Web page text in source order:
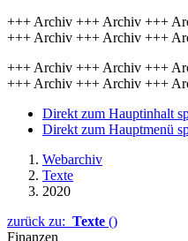
+++ Archiv +++ Archiv +++
+++ Archiv +++ Archiv +++
+++ Archiv +++ Archiv +++
+++ Archiv +++ Archiv +++
Direkt zum Hauptinhalt
Direkt zum Hauptmenü
Webarchiv
Texte
2020
zurück zu: Texte ()
Finanzen